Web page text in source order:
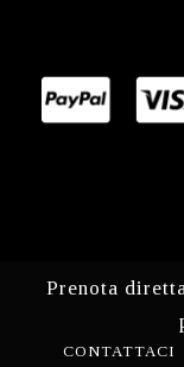
Prenota
CONTATTACI